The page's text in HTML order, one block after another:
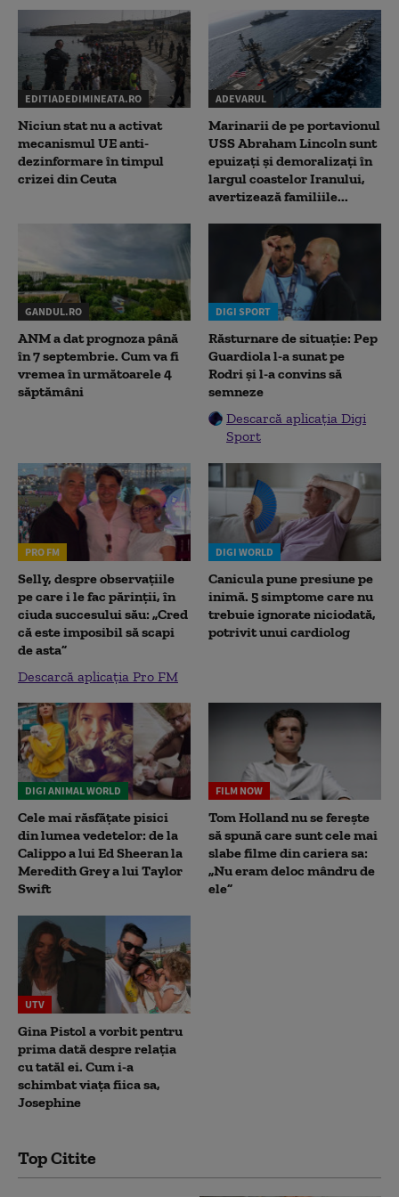
EDITIADEDIMINEATA.RO
Niciun stat nu a activat
mecanismul UE anti-
dezinformare în timpul
crizei din Ceuta
ADEVARUL
Marinarii de pe portavionul
USS Abraham Lincoln sunt
epuizați și demoralizați în
largul coastelor Iranului,
avertizează familiile...
GANDUL.RO
ANM a dat prognoza până
în 7 septembrie. Cum va fi
vremea în următoarele 4
săptămâni
DIGI SPORT
Răsturnare de situație: Pep
Guardiola l-a sunat pe
Rodri și l-a convins să
semneze
Descarcă aplicația Digi
Sport
PRO FM
Selly, despre observațiile
pe care i le fac părinții, în
ciuda succesului său: „Cred
că este imposibil să scapi
de asta”
Descarcă aplicația Pro FM
DIGI WORLD
Canicula pune presiune pe
inimă. 5 simptome care nu
trebuie ignorate niciodată,
potrivit unui cardiolog
DIGI ANIMAL WORLD
Cele mai răsfățate pisici
din lumea vedetelor: de la
Calippo a lui Ed Sheeran la
Meredith Grey a lui Taylor
Swift
FILM NOW
Tom Holland nu se ferește
să spună care sunt cele mai
slabe filme din cariera sa:
„Nu eram deloc mândru de
ele”
UTV
Gina Pistol a vorbit pentru
prima dată despre relația
cu tatăl ei. Cum i-a
schimbat viața fiica sa,
Josephine
Top Citite